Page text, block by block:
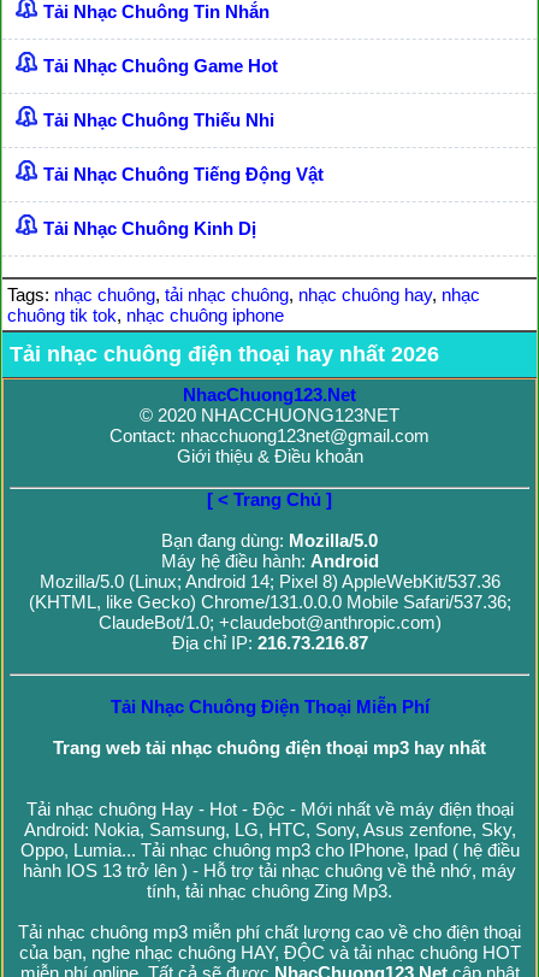
Tải Nhạc Chuông Tin Nhắn
Tải Nhạc Chuông Game Hot
Tải Nhạc Chuông Thiếu Nhi
Tải Nhạc Chuông Tiếng Động Vật
Tải Nhạc Chuông Kinh Dị
Tags: nhạc chuông, tải nhạc chuông, nhạc chuông hay, nhạc
chuông tik tok, nhạc chuông iphone
Tải nhạc chuông điện thoại hay nhất 2026
NhacChuong123.Net
© 2020 NHACCHUONG123NET
Contact: nhacchuong123net@gmail.com
Giới thiệu & Điều khoản
[ < Trang Chủ ]
Bạn đang dùng: Mozilla/5.0
Máy hệ điều hành: Android
Mozilla/5.0 (Linux; Android 14; Pixel 8) AppleWebKit/537.36
(KHTML, like Gecko) Chrome/131.0.0.0 Mobile Safari/537.36;
ClaudeBot/1.0; +claudebot@anthropic.com)
Địa chỉ IP: 216.73.216.87
Tải Nhạc Chuông Điện Thoại Miễn Phí
Trang web tải nhạc chuông điện thoại mp3 hay nhất
Tải nhạc chuông Hay - Hot - Độc - Mới nhất về máy điện thoại
Android: Nokia, Samsung, LG, HTC, Sony, Asus zenfone, Sky,
Oppo, Lumia... Tải nhạc chuông mp3 cho IPhone, Ipad ( hệ điều
hành IOS 13 trở lên ) - Hỗ trợ tải nhạc chuông về thẻ nhớ, máy
tính, tải nhạc chuông Zing Mp3.
Tải nhạc chuông mp3 miễn phí chất lượng cao về cho điện thoại
của bạn, nghe nhạc chuông HAY, ĐỘC và tải nhạc chuông HOT
miễn phí online. Tất cả sẽ được NhacChuong123.Netcập nhật